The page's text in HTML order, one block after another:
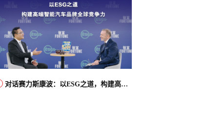
对话赛力斯康波：以ESG之道，构建高端智能汽车品牌全球竞争力